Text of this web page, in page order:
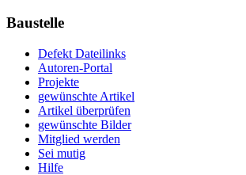
Baustelle
Defekt Dateilinks
Autoren-Portal
Projekte
gewünschte Artikel
Artikel überprüfen
gewünschte Bilder
Mitglied werden
Sei mutig
Hilfe